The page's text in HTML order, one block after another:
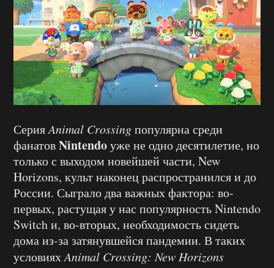
СерияAnimal Crossingпопулярна среди
фанатовNintendoуже не одно десятилетие, но
только с выходом новейшей части, New
Horizons, культ наконец распространился и до
России. Сыграло два важных фактора: во-
первых, растущая у нас популярность Nintendo
Switch и, во-вторых, необходимость сидеть
дома из-за затянувшейся пандемии. В таких
условияхAnimal Crossing: New Horizons